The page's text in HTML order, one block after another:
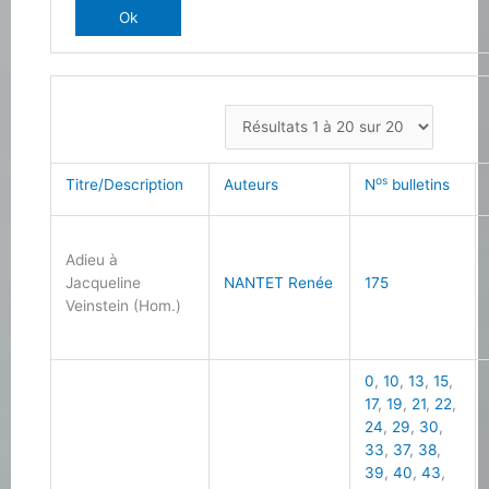
Titre/Description Auteurs Nos bulletins
Adieu à
Jacqueline
Veinstein (Hom.)
NANTET Renée 175
0,10,13,15,
17,19, 21, 22,
24, 29, 30,
33, 37, 38,
39,40,43,